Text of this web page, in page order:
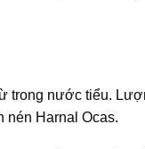
trong nước tiểu.
nén Harnal Ocas.